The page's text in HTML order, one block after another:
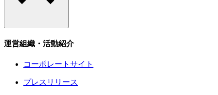
運営組織・活動紹介
コーポレートサイト
プレスリリース